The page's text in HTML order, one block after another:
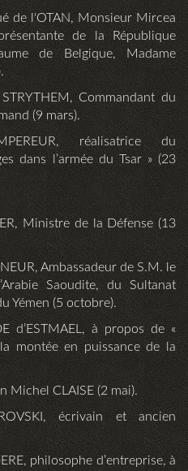
de l'OTAN, Monsieur Mircea
de la République
de Belgique, Madame
Commandant du
(9 mars).
réalisatrice du
dans l’armée du Tsar » (23
Ministre de la Défense (13
Ambassadeur de S.M. le
Saoudite, du Sultanat
Yémen (5 octobre).
d’ESTMAEL, à propos de «
montée en puissance de la
Michel CLAISE (2 mai).
écrivain et ancien
philosophe d’entreprise, à